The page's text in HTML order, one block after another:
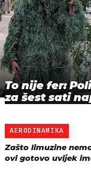
To nije fer:
za šest sati
AERODINAMIKA
Zašto limuzine
ovi gotovo uvijek